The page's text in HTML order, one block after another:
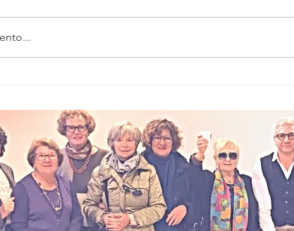
Margherita
Ligure
il successo
della
edizione:
al 2027